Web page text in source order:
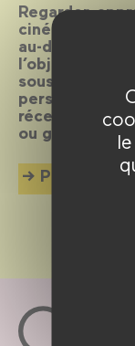
Regarder,
cinéma de
au-delà de
l’objet du
sous le regard
personnalités
récents sur
ou
Plus d'info